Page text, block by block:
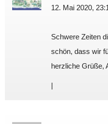
12. Mai 2020,
Schwere Zeiten
schön, dass wir
herzliche Grüße,
|